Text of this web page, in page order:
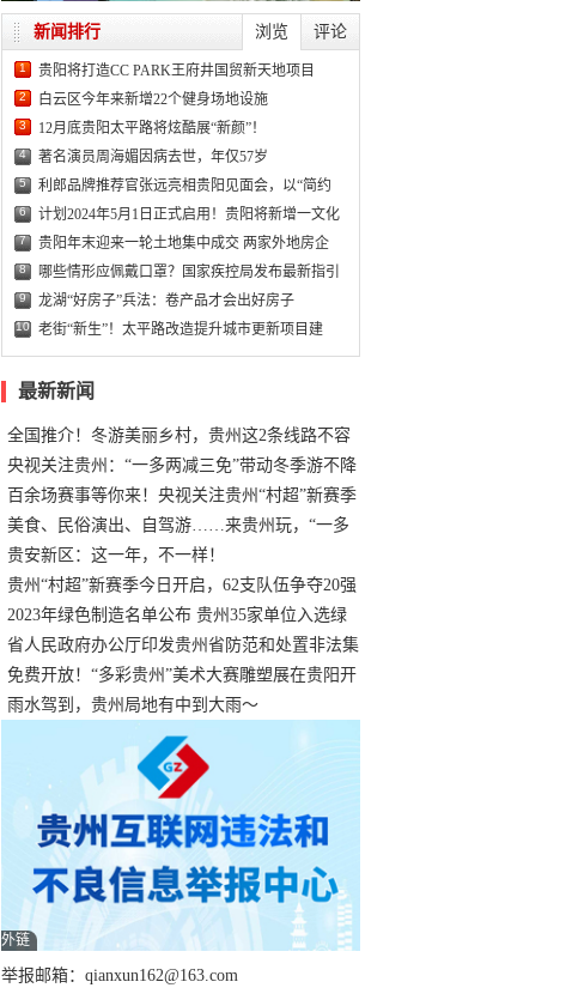
浏览 评论
新闻排行
1 贵阳将打造CC PARK王府井国贸新天地项目
2 白云区今年来新增22个健身场地设施
3 12月底贵阳太平路将炫酷展“新颜”！
4 著名演员周海媚因病去世，年仅57岁
5 利郎品牌推荐官张远亮相贵阳见面会，以“简约
6 计划2024年5月1日正式启用！贵阳将新增一文化
7 贵阳年末迎来一轮土地集中成交 两家外地房企
8 哪些情形应佩戴口罩？国家疾控局发布最新指引
9 龙湖“好房子”兵法：卷产品才会出好房子
10 老街“新生”！太平路改造提升城市更新项目建
最新新闻
全国推介！冬游美丽乡村，贵州这2条线路不容
错过
央视关注贵州：“一多两减三免”带动冬季游不降
温
百余场赛事等你来！央视关注贵州“村超”新赛季
正式“打响”
美食、民俗演出、自驾游……来贵州玩，“一多
两减三免”！
贵安新区：这一年，不一样！
贵州“村超”新赛季今日开启，62支队伍争夺20强
名额
2023年绿色制造名单公布 贵州35家单位入选绿
色工厂
省人民政府办公厅印发贵州省防范和处置非法集
资工作实施细则
免费开放！“多彩贵州”美术大赛雕塑展在贵阳开
展，持续至1月19日
雨水驾到，贵州局地有中到大雨～
外链
举报邮箱：qianxun162@163.com